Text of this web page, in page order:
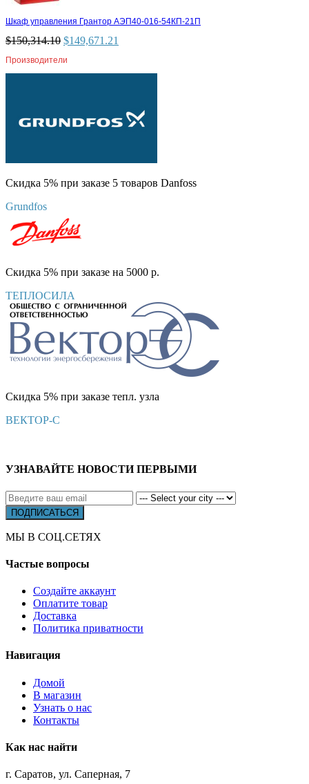
Шкаф управления Грантор АЭП40-016-54КП-21П
$150,314.10 $149,671.21
Производители
Скидка 5% при заказе 5 товаров Danfoss
Grundfos
Скидка 5% при заказе на 5000 р.
ТЕПЛОСИЛА
Скидка 5% при заказе тепл. узла
ВЕКТОР-С
УЗНАВАЙТЕ НОВОСТИ ПЕРВЫМИ
МЫ В СОЦ.СЕТЯХ
Частые вопросы
Создайте аккаунт
Оплатите товар
Доставка
Политика приватности
Навигация
Домой
В магазин
Узнать о нас
Контакты
Как нас найти
г. Саратов, ул. Саперная, 7